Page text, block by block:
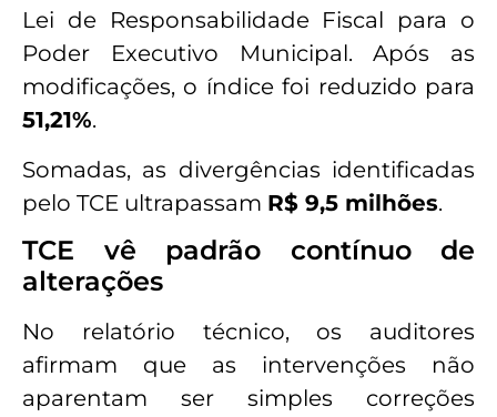
Lei de Responsabilidade Fiscal para o
Poder Executivo Municipal. Após as
modificações, o índice foi reduzido para
51,21%.
Somadas, as divergências identificadas
pelo TCE ultrapassam R$ 9,5 milhões.
TCE vê padrão contínuo de
alterações
No relatório técnico, os auditores
afirmam que as intervenções não
aparentam ser simples correções